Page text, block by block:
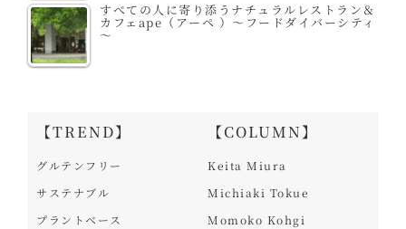
すべての人に寄り添うナチュラルレストラン＆
カフェape（アーペ ）～フードダイバーシティ
～
【TREND】
グルテンフリー
サステナブル
プラントベース
【COLUMN】
Keita Miura
Michiaki Tokue
Momoko Kohgi